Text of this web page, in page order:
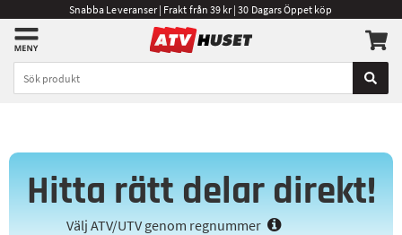
Snabba Leveranser | Frakt från 39 kr | 30 Dagars Öppet köp
Hitta rätt delar direkt!
Välj ATV/UTV genom regnummer